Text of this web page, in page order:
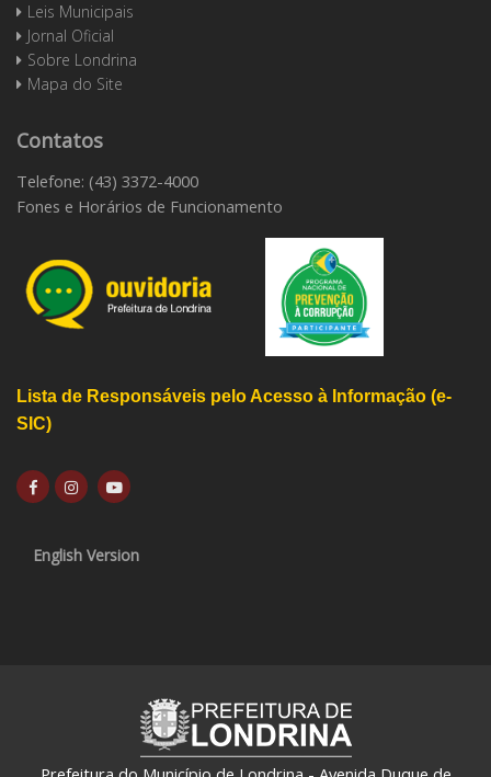
Leis Municipais
Jornal Oficial
Sobre Londrina
Mapa do Site
Contatos
Telefone: (43) 3372-4000
Fones e Horários de Funcionamento
Lista de Responsáveis pelo Acesso à Informação (e-
SIC)
English Version